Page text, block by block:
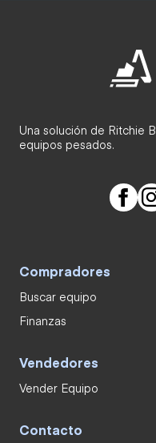
Una solución de Ritchie
equipos pesados.
Compradores
Buscar equipo
Finanzas
Vendedores
Vender Equipo
Contacto